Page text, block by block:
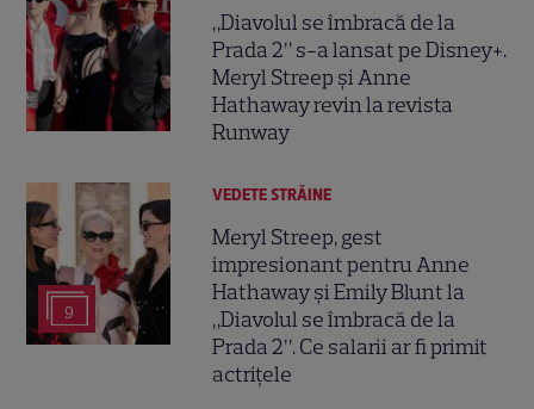
„Diavolul se îmbracă de la
Prada 2” s-a lansat pe Disney+.
Meryl Streep și Anne
Hathaway revin la revista
Runway
9
VEDETE STRĂINE
Meryl Streep, gest
impresionant pentru Anne
Hathaway și Emily Blunt la
„Diavolul se îmbracă de la
Prada 2”. Ce salarii ar fi primit
actrițele